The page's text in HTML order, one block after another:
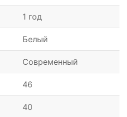
1 год
Белый
Современный
46
40